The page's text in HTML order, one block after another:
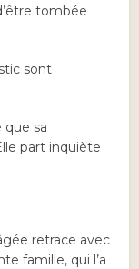
tombée
sont
que sa
part inquiète
retrace avec
famille, qui l’a